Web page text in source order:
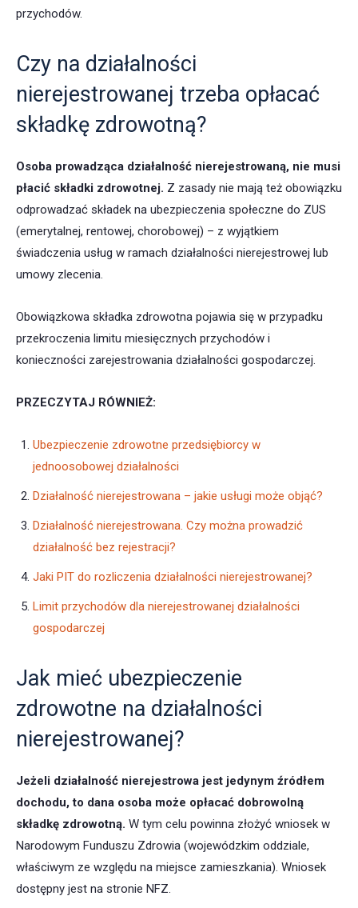
przychodów.
Czy na działalności
nierejestrowanej trzeba opłacać
składkę zdrowotną?
Osoba prowadząca działalność nierejestrowaną, nie musi
płacić składki zdrowotnej. Z zasady nie mają też obowiązku
odprowadzać składek na ubezpieczenia społeczne do ZUS
(emerytalnej, rentowej, chorobowej) – z wyjątkiem
świadczenia usług w ramach działalności nierejestrowej lub
umowy zlecenia.
Obowiązkowa składka zdrowotna pojawia się w przypadku
przekroczenia limitu miesięcznych przychodów i
konieczności zarejestrowania działalności gospodarczej.
PRZECZYTAJ RÓWNIEŻ:
Ubezpieczenie zdrowotne przedsiębiorcy w
jednoosobowej działalności
Działalność nierejestrowana – jakie usługi może objąć?
Działalność nierejestrowana. Czy można prowadzić
działalność bez rejestracji?
Jaki PIT do rozliczenia działalności nierejestrowanej?
Limit przychodów dla nierejestrowanej działalności
gospodarczej
Jak mieć ubezpieczenie
zdrowotne na działalności
nierejestrowanej?
Jeżeli działalność nierejestrowa jest jedynym źródłem
dochodu, to dana osoba może opłacać dobrowolną
składkę zdrowotną. W tym celu powinna złożyć wniosek w
Narodowym Funduszu Zdrowia (wojewódzkim oddziale,
właściwym ze względu na miejsce zamieszkania). Wniosek
dostępny jest na stronie NFZ.